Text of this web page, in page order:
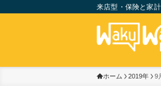
来店型・保険と家
ホーム 2019年 9